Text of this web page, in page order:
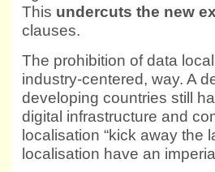
This undercuts the new
clauses.
The prohibition of data
industry-centered, way. A
developing countries still
digital infrastructure and
localisation “kick away the
localisation have an